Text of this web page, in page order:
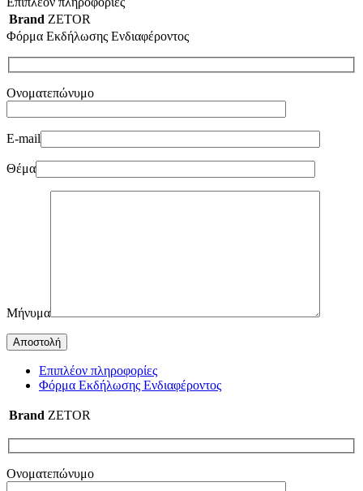
Brand ZETOR
Φόρμα Εκδήλωσης Ενδιαφέροντος
Ονοματεπώνυμο
E-mail
Θέμα
Μήνυμα
Επιπλέον πληροφορίες
Φόρμα Εκδήλωσης Ενδιαφέροντος
Brand ZETOR
Ονοματεπώνυμο